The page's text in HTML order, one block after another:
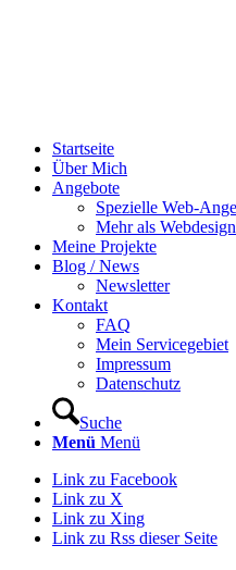
Startseite
Über Mich
Angebote
Spezielle Web-
Mehr als
Meine Projekte
Blog / News
Newsletter
Kontakt
FAQ
Mein Servicegebiet
Impressum
Datenschutz
Suche
Menü Menü
Link zu Facebook
Link zu X
Link zu Xing
Link zu Rss dieser Seite